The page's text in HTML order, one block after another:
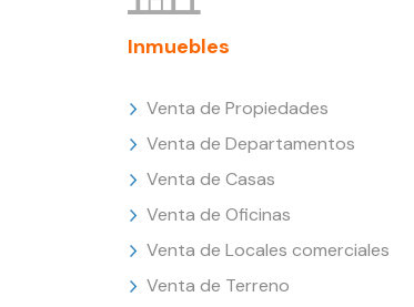
Inmuebles
Venta de Propiedades
Venta de Departamentos
Venta de Casas
Venta de Oficinas
Venta de Locales comerciales
Venta de Terreno